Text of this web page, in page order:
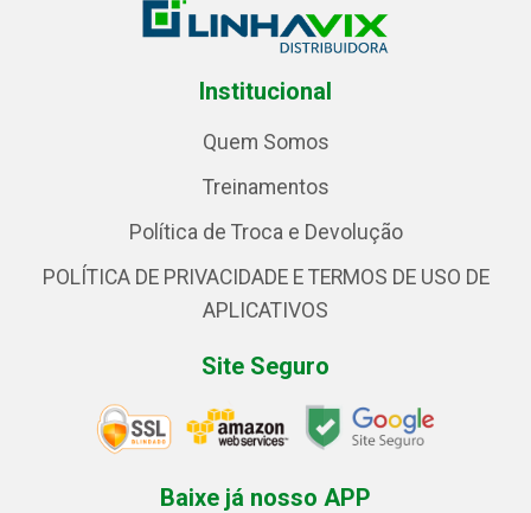
Institucional
Quem Somos
Treinamentos
Política de Troca e Devolução
POLÍTICA DE PRIVACIDADE E TERMOS DE USO DE
APLICATIVOS
Site Seguro
Baixe já nosso APP